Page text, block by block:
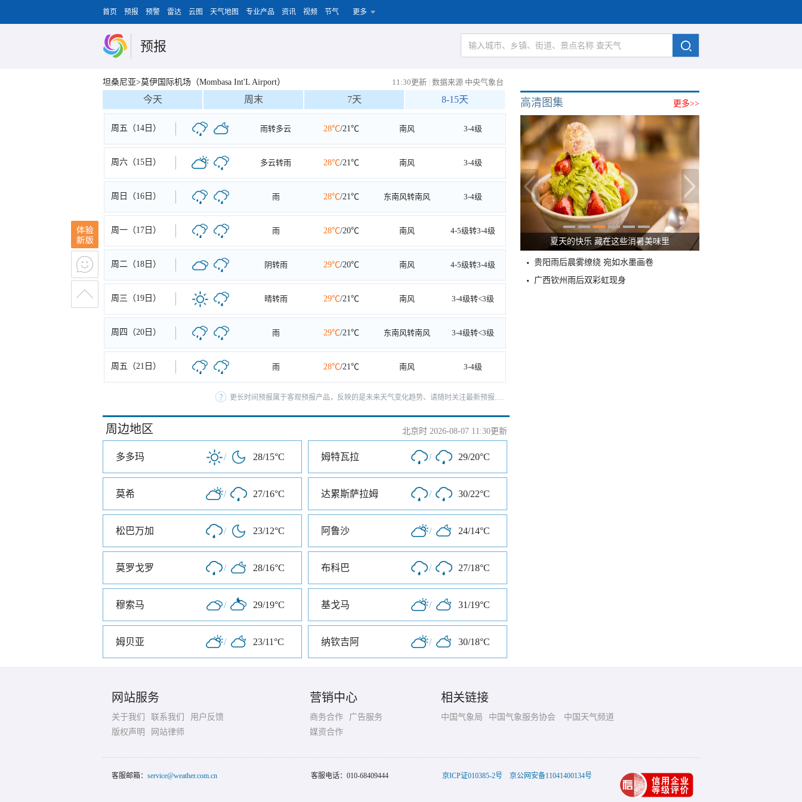
首页 预报 预警 雷达 云图 天气地图 专业产品 资讯 视频 节气 更多
预报
坦桑尼亚>莫伊国际机场（Mombasa Int'L Airport） 11:30更新 | 数据来源 中央气象台
今天 周末 7天 8-15天
周五（14日） 雨转多云 28℃/21℃ 南风 3-4级
周六（15日） 多云转雨 28℃/21℃ 南风 3-4级
周日（16日） 雨 28℃/21℃ 东南风转南风 3-4级
周一（17日） 雨 28℃/20℃ 南风 4-5级转3-4级
周二（18日） 阴转雨 29℃/20℃ 南风 4-5级转3-4级
周三（19日） 晴转雨 29℃/21℃ 南风 3-4级转<3级
周四（20日） 雨 29℃/21℃ 东南风转南风 3-4级转<3级
周五（21日） 雨 28℃/21℃ 南风 3-4级
更长时间预报属于客观预报产品，反映的是未来天气变化趋势、请随时关注最新预报.....
周边地区 北京时 2026-08-07 11:30更新
多多玛 / 28/15°C 姆特瓦拉 / 29/20°C
莫希 / 27/16°C 达累斯萨拉姆 / 30/22°C
松巴万加 / 23/12°C 阿鲁沙 / 24/14°C
莫罗戈罗 / 28/16°C 布科巴 / 27/18°C
穆索马 / 29/19°C 基戈马 / 31/19°C
姆贝亚 / 23/11°C 纳钦吉阿 / 30/18°C
更多>>
高清图集
夏天的快乐 藏在这些消暑美味里
贵阳雨后晨雾缭绕 宛如水墨画卷
广西钦州雨后双彩虹现身
网站服务
关于我们 联系我们
用户反馈
版权声明
网站律师
营销中心
商务合作
广告服务
媒资合作
相关链接
中国气象局 中国气象服务协会 中国天气频道
客服邮箱： service@weather.com.cn 客服电话： 010-68409444 京ICP证010385-2号 京公网安备11041400134号